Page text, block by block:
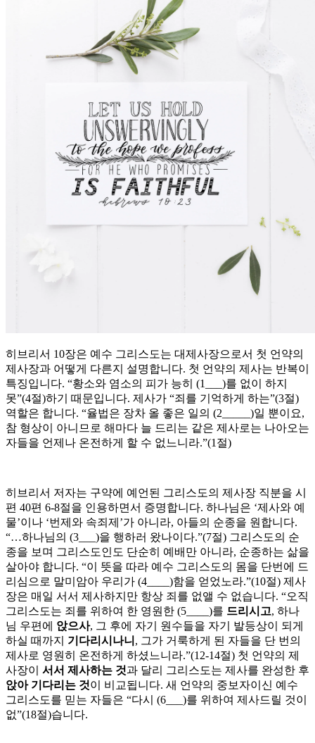
히브리서 10장은 예수 그리스도는 대제사장으로서 첫 언약의
제사장과 어떻게 다른지 설명합니다. 첫 언약의 제사는 반복이
특징입니다. “황소와 염소의 피가 능히 (1___)를 없이 하지
못”(4절)하기 때문입니다. 제사가 “죄를 기억하게 하는”(3절)
역할은 합니다. “율법은 장차 올 좋은 일의 (2_____)일 뿐이요,
참 형상이 아니므로 해마다 늘 드리는 같은 제사로는 나아오는
자들을 언제나 온전하게 할 수 없느니라.”(1절)
히브리서 저자는 구약에 예언된 그리스도의 제사장 직분을 시
편 40편 6-8절을 인용하면서 증명합니다. 하나님은 ‘제사와 예
물’이나 ‘번제와 속죄제’가 아니라, 아들의 순종을 원합니다.
“…하나님의 (3___)을 행하러 왔나이다.”(7절) 그리스도의 순
종을 보며 그리스도인도 단순히 예배만 아니라, 순종하는 삶을
살아야 합니다. “이 뜻을 따라 예수 그리스도의 몸을 단번에 드
리심으로 말미암아 우리가 (4____)함을 얻었노라.”(10절) 제사
장은 매일 서서 제사하지만 항상 죄를 없앨 수 없습니다. “오직
그리스도는 죄를 위하여 한 영원한 (5____)를 드리시고, 하나
님 우편에 앉으사, 그 후에 자기 원수들을 자기 발등상이 되게
하실 때까지 기다리시나니 , 그가 거룩하게 된 자들을 단 번의
제사로 영원히 온전하게 하셨느니라.”(12-14절) 첫 언약의 제
사장이 서서 제사하는 것과 달리 그리스도는 제사를 완성한 후
앉아 기다리는 것이 비교됩니다. 새 언약의 중보자이신 예수
그리스도를 믿는 자들은 “다시 (6___)를 위하여 제사드릴 것이
없”(18절)습니다.